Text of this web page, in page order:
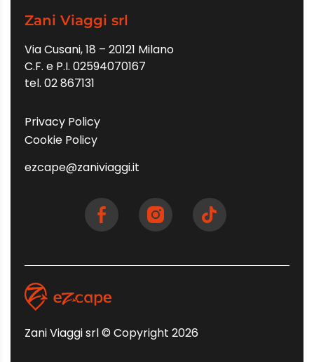
Zani Viaggi srl
Via Cusani, 18 – 20121 Milano
C.F. e P.I. 02594070167
tel. 02 867131
Privacy Policy
Cookie Policy
ezcape@zaniviaggi.it
Zani Viaggi srl © Copyright 2026